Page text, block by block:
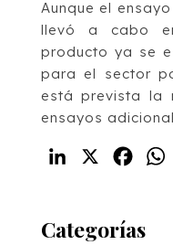
Aunque el
llevó a cabo
producto ya se
para el sector
está prevista la
ensayos
LinkedIn
Categorías